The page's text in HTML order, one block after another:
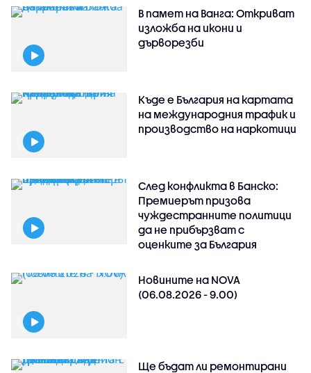
В памет на Ванга: Откриват
изложба на икони и
дърворезби
Къде е България на картата
на международния трафик и
производство на наркотици
След конфликта в Банско:
Премиерът призова
чуждестранните политици
да не прибързват с
оценките за България
Новините на NOVA
(06.08.2026 - 9.00)
Ще бъдат ли ремонтирани